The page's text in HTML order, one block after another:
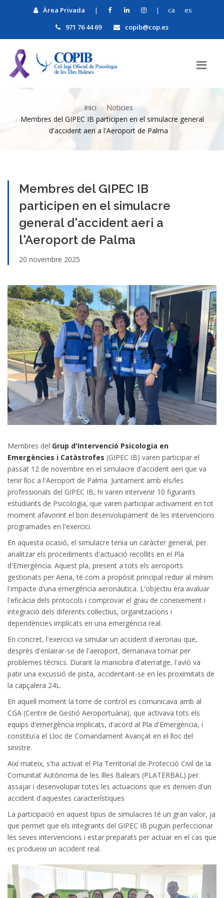
Àrea Privada | | ca
es
971 76 44 69
copib@cop.es
Inici
Noticies
​Membres del GIPEC IB participen en el simulacre general
d'accident aeri a l'Aeroport de Palma
​Membres del GIPEC IB
participen en el simulacre
general d'accident aeri a
l'Aeroport de Palma
20 novembre 2025
Membres del Grup d'Intervenció Psicologia en
Emergències i Catàstrofes (GIPEC IB) varen participar el
passat 12 de novembre en el simulacre d'accident aeri que va
tenir lloc a l'Aeroport de Palma. Juntament amb els/les
professionals del GIPEC IB, hi varen intervenir 10 figurants
estudiants de Psicologia, que varen participar activament en tot
moment afavorint el bon desenvolupament de les intervencions
programades en l'exercici.
En aquesta ocasió, el simulacre tenia un caràcter general, per
analitzar els procediments d'actuació recollits en el Pla
d'Emergència. Aquest pla, present a tots els aeroports
gestionats per Aena, té com a propòsit principal reduir al mínim
l'impacte d'una emergència aeronàutica. L'objectiu era avaluar
l'eficàcia dels protocols i comprovar el grau de coneixement i
integració dels diferents col·lectius, organitzacions i
dependències implicats en una emergència real.
En concret, l'exercici va simular un accident d'aeronau que,
després d'enlairar-se de l'aeroport, demanava tornar per
problemes tècnics. Durant la maniobra d'aterratge, l'avió va
patir una excussió de pista, accidentant-se en les proximitats de
la capçalera 24L.
En aquell moment la torre de control es comunicava amb al
CGA (Centre de Gestió Aeroportuària), que activava tots els
equips d'emergència implicats, d'acord al Pla d'Emergència, i
constituïa el Lloc de Comandament Avançat en el lloc del
sinistre.
Així mateix, s'ha activat el Pla Territorial de Protecció Civil de la
Comunitat Autònoma de les Illes Balears (PLATERBAL) per
assajar i desenvolupar totes les actuacions que es deriven d'un
accident d'aquestes característiques
La participació en aquest tipus de simulacres té un gran valor, ja
que permet que els integrants del GIPEC IB puguin perfeccionar
les seves intervencions i estar preparats per actuar en el cas que
es produeixi un accident real.